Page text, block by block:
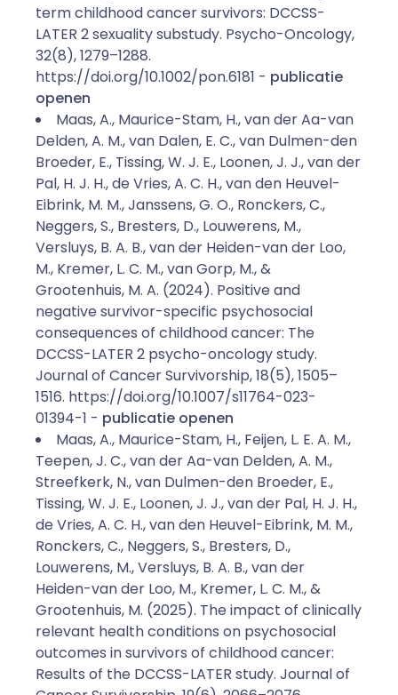
term childhood cancer survivors: DCCSS-
LATER 2 sexuality substudy. Psycho-Oncology,
32(8), 1279–1288.
https://doi.org/10.1002/pon.6181 - publicatie
openen
Maas, A., Maurice-Stam, H., van der Aa-van
Delden, A. M., van Dalen, E. C., van Dulmen-den
Broeder, E., Tissing, W. J. E., Loonen, J. J., van der
Pal, H. J. H., de Vries, A. C. H., van den Heuvel-
Eibrink, M. M., Janssens, G. O., Ronckers, C.,
Neggers, S., Bresters, D., Louwerens, M.,
Versluys, B. A. B., van der Heiden-van der Loo,
M., Kremer, L. C. M., van Gorp, M., &
Grootenhuis, M. A. (2024). Positive and
negative survivor-specific psychosocial
consequences of childhood cancer: The
DCCSS-LATER 2 psycho-oncology study.
Journal of Cancer Survivorship, 18(5), 1505–
1516. https://doi.org/10.1007/s11764-023-
01394-1 - publicatie openen
Maas, A., Maurice-Stam, H., Feijen, L. E. A. M.,
Teepen, J. C., van der Aa-van Delden, A. M.,
Streefkerk, N., van Dulmen-den Broeder, E.,
Tissing, W. J. E., Loonen, J. J., van der Pal, H. J. H.,
de Vries, A. C. H., van den Heuvel-Eibrink, M. M.,
Ronckers, C., Neggers, S., Bresters, D.,
Louwerens, M., Versluys, B. A. B., van der
Heiden-van der Loo, M., Kremer, L. C. M., &
Grootenhuis, M. (2025). The impact of clinically
relevant health conditions on psychosocial
outcomes in survivors of childhood cancer:
Results of the DCCSS-LATER study. Journal of